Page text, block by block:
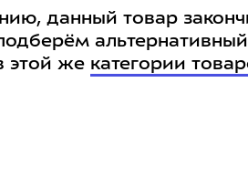
данный товар
альтернативный
этой же категории